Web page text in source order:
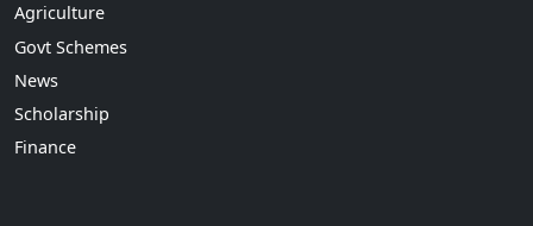
Agriculture
Govt Schemes
News
Scholarship
Finance